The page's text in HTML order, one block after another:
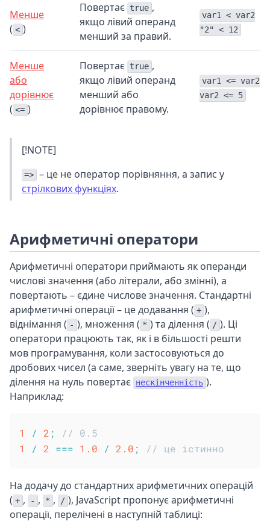
Менше
( < )
Повертає true ,
якщо лівий операнд
менший за правий.
var1 < var2
"2" < 12
Менше
або
дорівнює
( <= )
Повертає true ,
якщо лівий операнд
менший або
дорівнює правому.
var1 <= var2
var2 <= 5
[!NOTE]
=> – це не оператор порівняння, а запис у
стрілкових функціях.
Арифметичні оператори
Арифметичні оператори приймають як операнди
числові значення (або літерали, або змінні), а
повертають – єдине числове значення. Стандартні
арифметичні операції – це додавання ( + ),
віднімання ( - ), множення ( * ) та ділення ( / ). Ці
оператори працюють так, як і в більшості решти
мов програмування, коли застосовуються до
дробових чисел (а саме, зверніть увагу на те, що
ділення на нуль повертає нескінченність ).
Наприклад:
1 / 2 ;
// 0.5
1
/ 2 === 1.0 / 2.0 ; // це істинно
На додачу до стандартних арифметичних операцій
( + , - , * , / ), JavaScript пропонує арифметичні
операції, перелічені в наступній таблиці: